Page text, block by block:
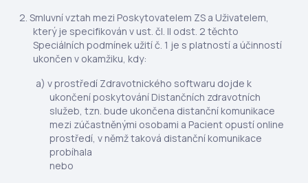
Smluvní vztah mezi Poskytovatelem ZS a Uživatelem,
který je specifikován v ust. čl. II odst. 2 těchto
Speciálních podmínek užití č. 1 je s platností a účinností
ukončen v okamžiku, kdy:
v prostředí Zdravotnického softwaru dojde k
ukončení poskytování Distančních zdravotních
služeb, tzn. bude ukončena distanční komunikace
mezi zúčastněnými osobami a Pacient opustí online
prostředí, v němž taková distanční komunikace
probíhala
nebo